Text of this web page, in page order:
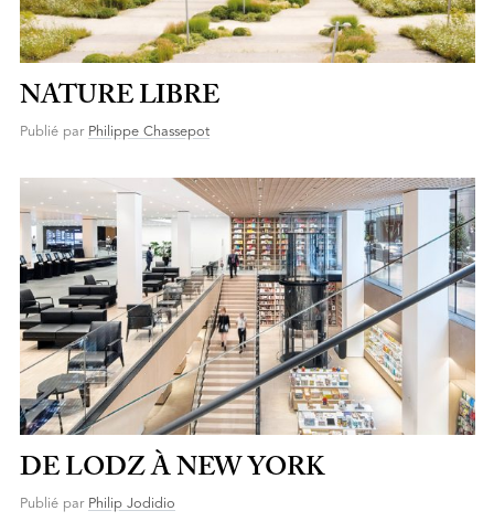
NATURE LIBRE
Publié par Philippe Chassepot
DE LODZ À NEW YORK
Publié par Philip Jodidio